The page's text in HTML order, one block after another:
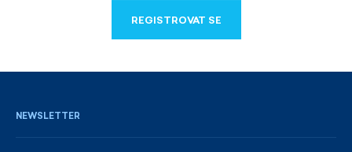
REGISTROVAT SE
NEWSLETTER